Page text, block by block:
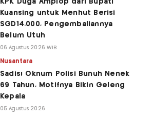
Kuansing untuk Menhut Berisi
SGD14.000, Pengembaliannya
Belum Utuh
06 Agustus 2026 WIB
Nusantara
Sadis! Oknum Polisi Bunuh Nenek
69 Tahun, Motifnya Bikin Geleng
Kepala
05 Agustus 2026